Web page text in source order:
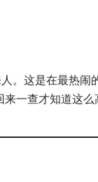
。这是在最热闹
一查才知道这么